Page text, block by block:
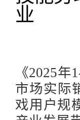
业
《2025年
市场实际
戏用户规